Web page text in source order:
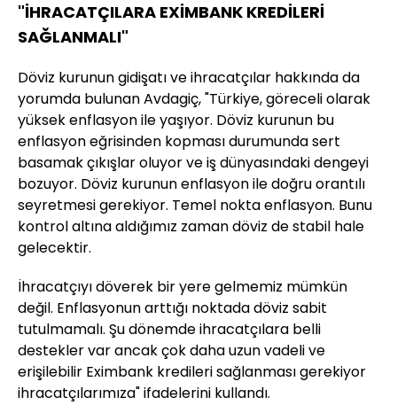
"İHRACATÇILARA EXİMBANK KREDİLERİ
SAĞLANMALI"
Döviz kurunun gidişatı ve ihracatçılar hakkında da
yorumda bulunan Avdagiç, "Türkiye, göreceli olarak
yüksek enflasyon ile yaşıyor. Döviz kurunun bu
enflasyon eğrisinden kopması durumunda sert
basamak çıkışlar oluyor ve iş dünyasındaki dengeyi
bozuyor. Döviz kurunun enflasyon ile doğru orantılı
seyretmesi gerekiyor. Temel nokta enflasyon. Bunu
kontrol altına aldığımız zaman döviz de stabil hale
gelecektir.
İhracatçıyı döverek bir yere gelmemiz mümkün
değil. Enflasyonun arttığı noktada döviz sabit
tutulmamalı. Şu dönemde ihracatçılara belli
destekler var ancak çok daha uzun vadeli ve
erişilebilir Eximbank kredileri sağlanması gerekiyor
ihracatçılarımıza" ifadelerini kullandı.